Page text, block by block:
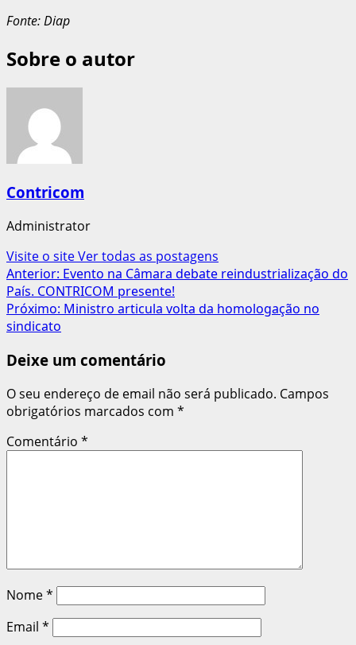
Fonte: Diap
Sobre o autor
Contricom
Administrator
Visite o siteVer todas as postagens
Navegação
de
artigos
Anterior: Evento na Câmara debate reindustrialização do
País. CONTRICOM presente!
Próximo: Ministro articula volta da homologação no
sindicato
Deixe um comentário
O seu endereço de email não será publicado. Campos
obrigatórios marcados com *
Comentário *
Nome*
Email *